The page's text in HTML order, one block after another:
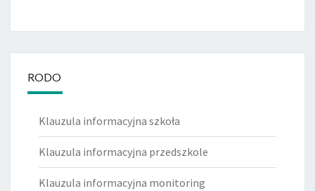
RODO
Klauzula informacyjna szkoła
Klauzula informacyjna przedszkole
Klauzula informacyjna monitoring